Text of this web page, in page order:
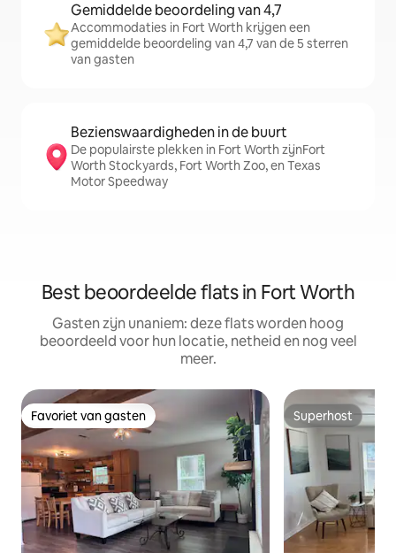
Gemiddelde beoordeling van 4,7
Accommodaties in Fort Worth krijgen een
gemiddelde beoordeling van 4,7 van de 5 sterren
van gasten
Bezienswaardigheden in de buurt
De populairste plekken in Fort Worth zijnFort
Worth Stockyards, Fort Worth Zoo, en Texas
Motor Speedway
Best beoordeelde flats in Fort Worth
Gasten zijn unaniem: deze flats worden hoog
beoordeeld voor hun locatie, netheid en nog veel
meer.
Favoriet van gasten
Favoriet van gasten Superhost
Superhost